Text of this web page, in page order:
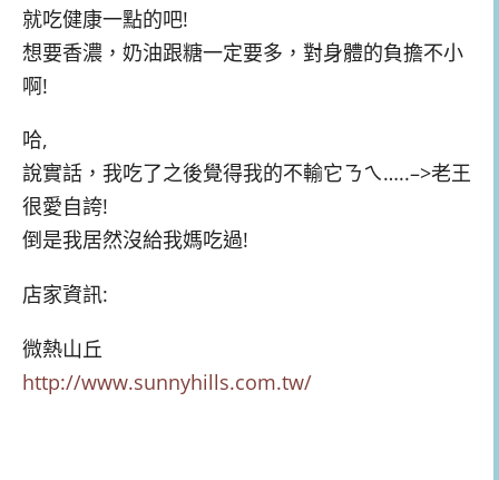
就吃健康一點的吧!
想要香濃，奶油跟糖一定要多，對身體的負擔不小
啊!
哈,
說實話，我吃了之後覺得我的不輸它ㄋㄟ…..–>老王
很愛自誇!
倒是我居然沒給我媽吃過!
店家資訊:
微熱山丘
http://www.sunnyhills.com.tw/